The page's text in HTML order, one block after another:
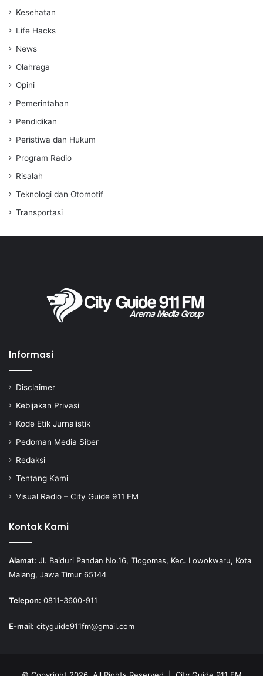
Kesehatan
Life Hacks
News
Olahraga
Opini
Pemerintahan
Pendidikan
Peristiwa dan Hukum
Program Radio
Risalah
Teknologi dan Otomotif
Transportasi
Informasi
Disclaimer
Kebijakan Privasi
Kode Etik Jurnalistik
Pedoman Media Siber
Redaksi
Tentang Kami
Visual Radio – City Guide 911 FM
Kontak Kami
Alamat: Jl. Baiduri Pandan No.16, Tlogomas, Kec. Lowokwaru, Kota
Malang, Jawa Timur 65144
Telepon: 0811-3600-911
E-mail: cityguide911fm@gmail.com